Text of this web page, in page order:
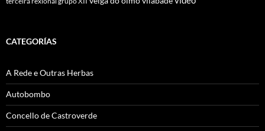
CATEGORÍAS
A Rede e Outras Herbas
Autobombo
Concello de Castroverde